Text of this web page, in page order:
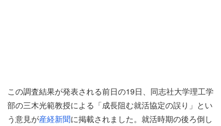
この調査結果が発表される前日の19日、同志社大学理工学
部の三木光範教授による「成長阻む就活協定の誤り」とい
う意見が産経新聞に掲載されました。就活時期の後ろ倒し